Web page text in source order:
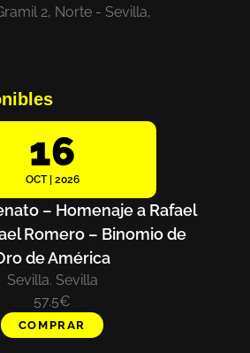
2, Norte - Sevilla,
16
OCT | 2026
– Homenaje a Rafael
Romero – Binomio de
de América
Sevilla. Sevilla
57.5€
COMPRAR